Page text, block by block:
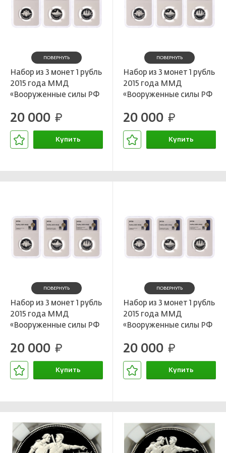
ПОВЕРНУТЬ
Набор из 3 монет 1 рубль
2015 года ММД
«Вооруженные силы РФ
слабах ННР (Топ-грейд
20 000 руб.
Купить
ПОВЕРНУТЬ
Набор из 3 монет 1 рубль
2015 года ММД
«Вооруженные силы РФ
слабах ННР (Топ-грейд
20 000 руб.
Купить
ПОВЕРНУТЬ
Набор из 3 монет 1 рубль
2015 года ММД
«Вооруженные силы РФ
слабах ННР (Топ-грейд
20 000 руб.
Купить
ПОВЕРНУТЬ
Набор из 3 монет 1 рубль
2015 года ММД
«Вооруженные силы РФ
слабах ННР (Топ-грейд
20 000 руб.
Купить